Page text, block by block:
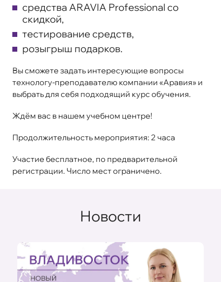
средства ARAVIA Professional со
скидкой,
тестирование средств,
розыгрыш подарков.
Вы сможете задать интересующие вопросы
технологу-преподавателю компании «Аравия» и
выбрать для себя подходящий курс обучения.
Ждём вас в нашем учебном центре!
Продолжительность мероприятия: 2 часа
Участие бесплатное, по предварительной
регистрации. Число мест ограничено.
Новости